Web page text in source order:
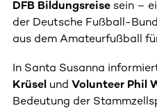
DFB Bildungsreise sein –
der Deutsche Fußball-
aus dem Amateurfußball
In Santa Susanna
Krüsel und Volunteer Phil
Bedeutung der